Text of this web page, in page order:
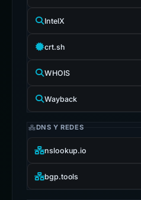
IntelX
crt.sh
WHOIS
Wayback
DNS Y REDES
nslookup.io
bgp.tools